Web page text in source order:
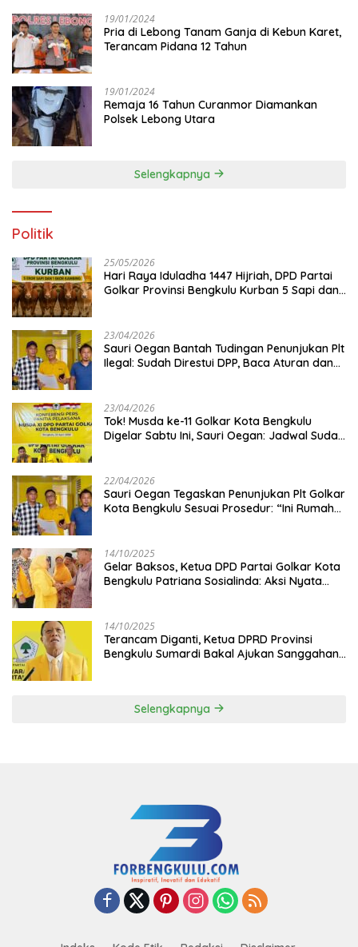
19/01/2024
Pria di Lebong Tanam Ganja di Kebun Karet,
Terancam Pidana 12 Tahun
19/01/2024
Remaja 16 Tahun Curanmor Diamankan
Polsek Lebong Utara
Selengkapnya
Politik
25/05/2026
Hari Raya Iduladha 1447 Hijriah, DPD Partai
Golkar Provinsi Bengkulu Kurban 5 Sapi dan 1
23/04/2026
Sauri Oegan Bantah Tudingan Penunjukan Plt
Ilegal: Sudah Direstui DPP, Baca Aturan dan
23/04/2026
‎Tok! Musda ke-11 Golkar Kota Bengkulu
Digelar Sabtu Ini, Sauri Oegan: Jadwal Sudah
22/04/2026
Sauri Oegan Tegaskan Penunjukan Plt Golkar
Kota Bengkulu Sesuai Prosedur: “Ini Rumah
14/10/2025
‎Gelar Baksos, Ketua DPD Partai Golkar Kota
Bengkulu Patriana Sosialinda: Aksi Nyata
14/10/2025
Terancam Diganti, Ketua DPRD Provinsi
Bengkulu Sumardi Bakal Ajukan Sanggahan
Selengkapnya